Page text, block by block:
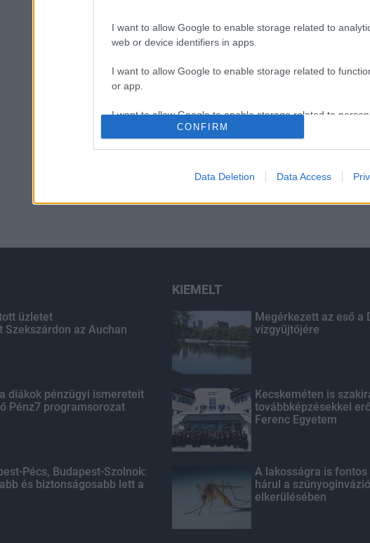
I want to allow Google to enable storage related to
web or device identifiers in apps.
I want to allow Google to enable storage related to
or app.
I want to allow Google to enable storage related to
I want to allow Google to enable storage related to
CONFIRM
Data Deletion Data Access
üzletet
Szekszárdon az Auchan
diákok pénzügyi ismereteit
Pénz7 programsorozat
Pécs, Budapest-Szolnok:
és biztonságosabb lett a
KIEMELT
Megérkezett az eső a
vízgyűjtőjére
Kecskeméten is
továbbképzésekkel
Ferenc Egyetem
A lakosságra is fontos
hárul a szúnyoginvázió
elkerülésében